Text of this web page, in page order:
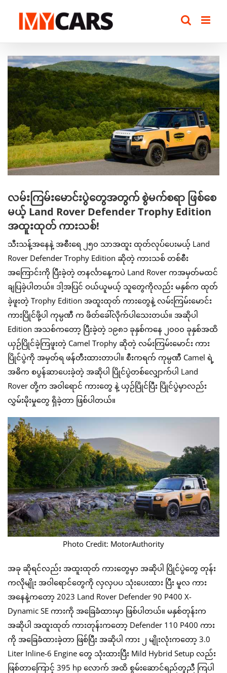
View
Larger
Image
လမ်းကြမ်းမောင်းပွဲတွေအတွက် စွဲမက်စရာ ဖြစ်စေ
မယ့် Land Rover Defender Trophy Edition
အထူးထုတ် ကားသစ်!
သီးသန့်အနေနဲ့ အစီးရေ ၂၅၀ သာအထူး ထုတ်လုပ်ပေးမယ့် Land
Rover Defender Trophy Edition ဆိုတဲ့ ကားသစ် တစ်စီး
အကြောင်းကို ပြီးခဲ့တဲ့ တနင်္လာနေ့ကပဲ Land Rover ကအမှတ်မထင်
ချပြခဲ့ပါတယ်။ ဒါ့အပြင် ဝယ်ယူမယ့် သူတွေကိုလည်း မနှစ်က ထုတ်
ခဲ့ဖူးတဲ့ Trophy Edition အထူးထုတ် ကားတွေနဲ့ လမ်းကြမ်းမောင်း
ကားပြိုင်ဖို့ပါ ကုမ္ပဏီ က ဖိတ်ခေါ်လိုက်ပါသေးတယ်။ အဆိုပါ
Edition အသစ်ကတော့ ပြီးခဲ့တဲ့ ၁၉၈၁ ခုနှစ်ကနေ ၂၀၀၀ ခုနှစ်အထိ
ယှဉ်ပြိုင်ခဲ့ကြဖူးတဲ့ Camel Trophy ဆိုတဲ့ လမ်းကြမ်းမောင်း ကား
ပြိုင်ပွဲကို အမှတ်ရ ဖန်တီးထားတာပါ။ စီးကရက် ကုမ္ပဏီ Camel ရဲ့
အဓိက စပွန်ဆာပေးခဲ့တဲ့ အဆိုပါ ပြိုင်ပွဲတစ်လျှောက်ပါ Land
Rover တို့က အဝါရောင် ကားတွေ နဲ့ ယှဉ်ပြိုင်ပြီး ပြိုင်ပွဲမှာလည်း
လွှမ်းမိုးမှုတွေ ရှိခဲ့တာ ဖြစ်ပါတယ်။
Photo Credit: MotorAuthority
အခု ဆိုရင်လည်း အထူးထုတ် ကားတွေမှာ အဆိုပါ ပြိုင်ပွဲတွေ တုန်း
ကလိုမျိုး အဝါရောင်တွေကို လှလှပပ သုံးပေးထား ပြီး မူလ ကား
အနေနဲ့ကတော့ 2023 Land Rover Defender 90 P400 X-
Dynamic SE ကားကို အခြေခံထားမှာ ဖြစ်ပါတယ်။ မနှစ်တုန်းက
အဆိုပါ အထူးထုတ် ကားတုန်းကတော့ Defender 110 P400 ကား
ကို အခြေခံထားခဲ့တာ ဖြစ်ပြီး အဆိုပါ ကား ၂ မျိုးလုံးကတော့ 3.0
Liter Inline-6 Engine တွေ သုံးထားပြီး Mild Hybrid Setup လည်း
ဖြစ်တာကြောင့် 395 hp လောက် အထိ စွမ်းဆောင်ရည်တူညီ ကြပါ